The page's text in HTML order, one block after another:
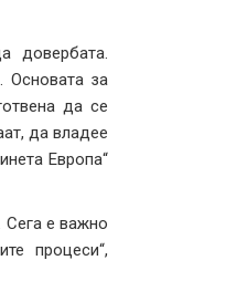
довербата.
Основата за
да се
да владее
Европа“
Сега е важно
процеси“,